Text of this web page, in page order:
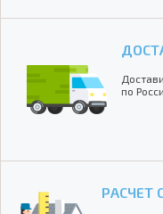
по
РАСЧЕТ